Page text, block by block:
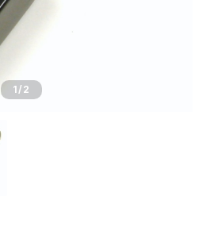
1/2